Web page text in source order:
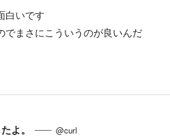
白いです
でまさにこういうのが良いんだ
よ。
@curl